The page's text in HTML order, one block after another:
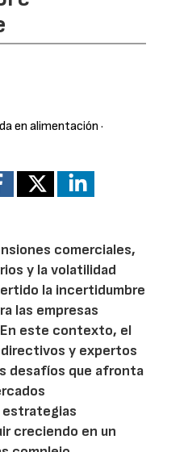
en alimentación ·
comerciales,
y la volatilidad
la incertidumbre
las empresas
este contexto, el
directivos y expertos
desafíos que afronta
estrategias
creciendo en un